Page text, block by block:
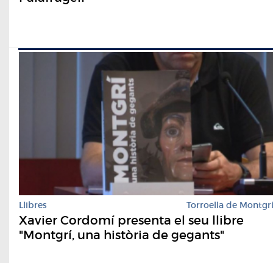
Llibres Torroella de Montgrí
Xavier Cordomí presenta el seu llibre
"Montgrí, una història de gegants"